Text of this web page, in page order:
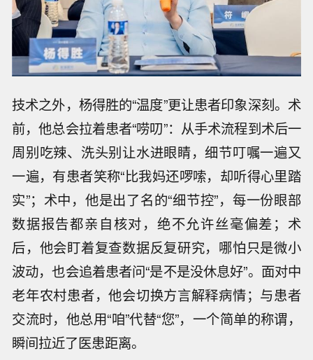
技术之外，杨得胜的“温度”更让患者印象深刻。术
前，他总会拉着患者“唠叨”：从手术流程到术后一
周别吃辣、洗头别让水进眼睛，细节叮嘱一遍又
一遍，有患者笑称“比我妈还啰嗦，却听得心里踏
实”；术中，他是出了名的“细节控”，每一份眼部
数据报告都亲自核对，绝不允许丝毫偏差；术
后，他会盯着复查数据反复研究，哪怕只是微小
波动，也会追着患者问“是不是没休息好”。面对中
老年农村患者，他会切换方言解释病情；与患者
交流时，他总用“咱”代替“您”，一个简单的称谓，
瞬间拉近了医患距离。